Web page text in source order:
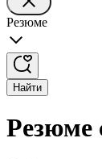
Резюме
Найти
Резюме